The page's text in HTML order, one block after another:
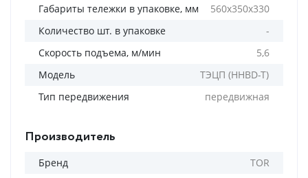
Габариты тележки в упаковке, мм
560х350х330
Количество шт. в упаковке
-
Скорость подъема, м/мин
5,6
Модель
ТЭЦП (HHBD-T)
Тип передвижения
передвижная
Производитель
Бренд TOR